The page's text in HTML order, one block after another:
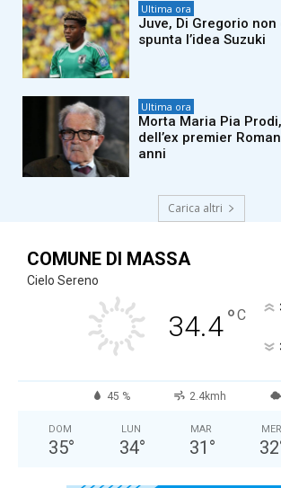
Ultima ora
Juve, Di Gregorio
spunta l’idea Suzuki
Ultima ora
Morta Maria Pia
dell’ex premier
anni
Carica altri
COMUNE DI MASSA
Cielo Sereno
34.4°C
45 % 2.4kmh
DOM
35°
LUN
34°
MAR
31 °
MER
32